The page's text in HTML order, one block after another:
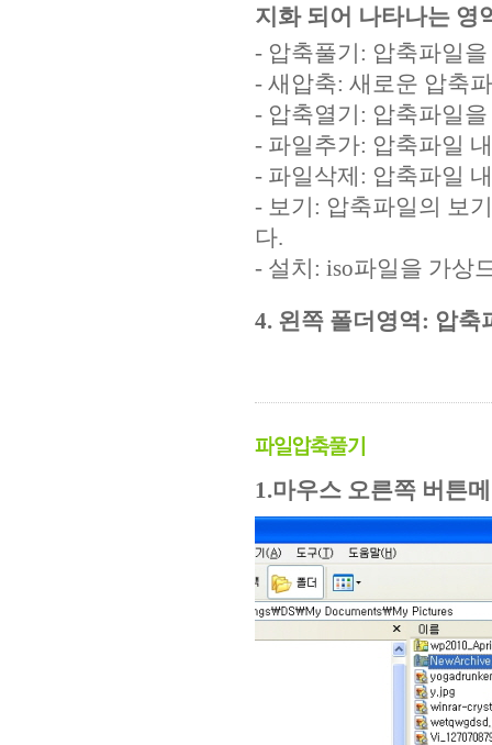
지화 되어 나타나는 영
- 압축풀기: 압축파일
- 새압축: 새로운 압축
- 압축열기: 압축파일
- 파일추가: 압축파일
- 파일삭제: 압축파일
- 보기: 압축파일의 보
다.
- 설치: iso파일을 가상
4. 왼쪽 폴더영역: 압축
1.마우스 오른쪽 버튼